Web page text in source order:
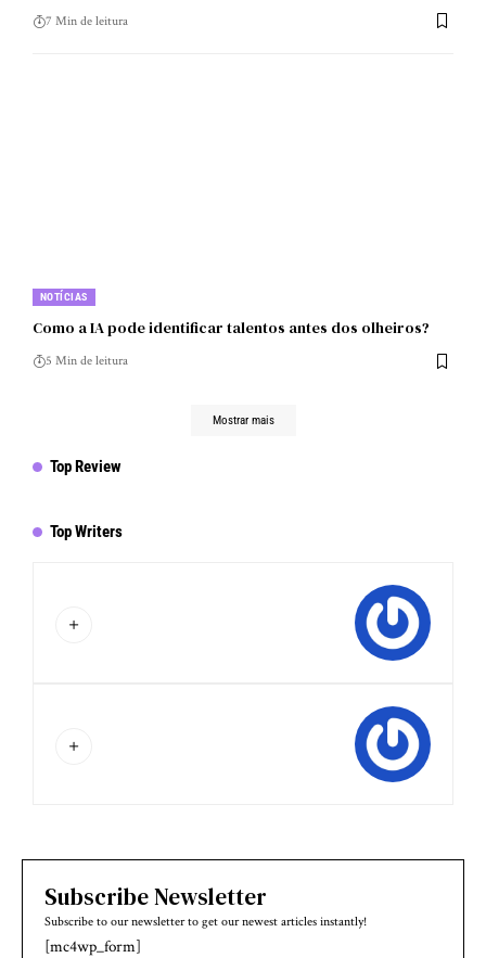
7 Min de leitura
NOTÍCIAS
Como a IA pode identificar talentos antes dos olheiros?
5 Min de leitura
Mostrar mais
Top Review
Top Writers
Subscribe Newsletter
Subscribe to our newsletter to get our newest articles instantly!
[mc4wp_form]